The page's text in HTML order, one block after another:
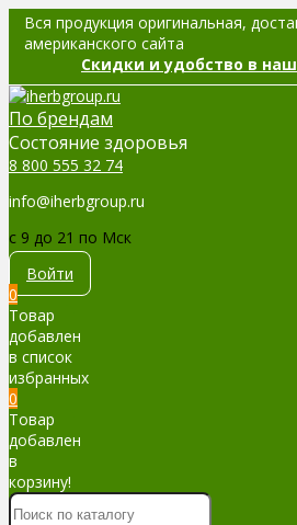
Вся продукция оригинальная,
американского сайта
Скидки и удобство в
По брендам
Cостояние здоровья
8 800 555 32 74
info@iherbgroup.ru
c 9 до 21 по Мск
Войти
0
Товар
добавлен
в список
избранных
0
Товар
добавлен
в
корзину!